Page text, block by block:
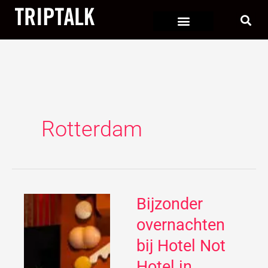
naar
de
Rotterdam
Bijzonder
overnachten
bij Hotel Not
Bijzonder
bij
Hotel